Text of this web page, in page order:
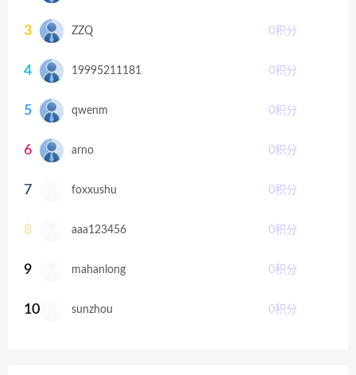
3 ZZQ 0积分
4 19995211181 0积分
5 qwenm 0积分
6 arno 0积分
7 foxxushu 0积分
8 aaa123456 0积分
9 mahanlong 0积分
10 sunzhou 0积分